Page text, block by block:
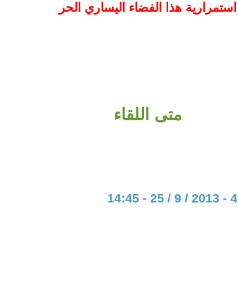
استمرارية هذا الفضاء اليساري الحر
متى اللقاء